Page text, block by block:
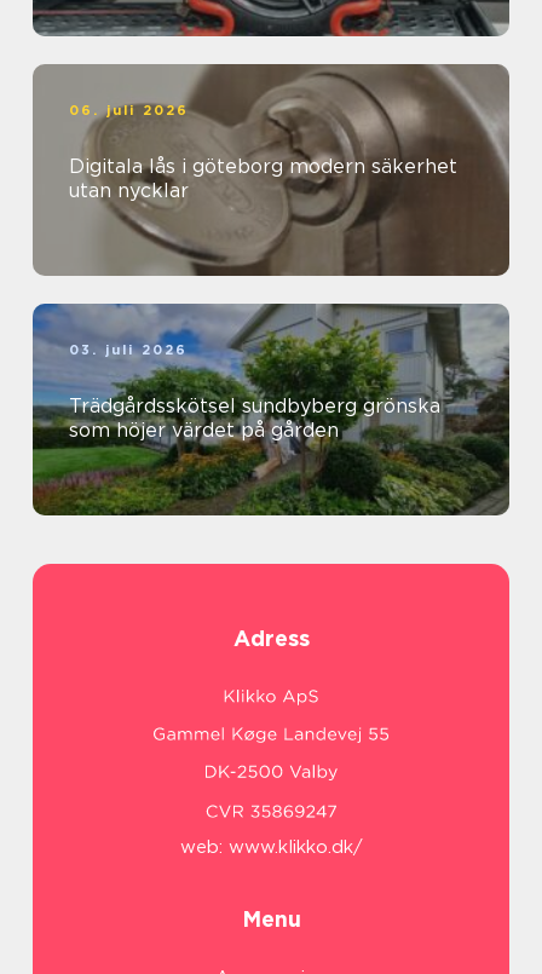
06. juli 2026
Digitala lås i göteborg modern säkerhet
utan nycklar
03. juli 2026
Trädgårdsskötsel sundbyberg grönska
som höjer värdet på gården
Adress
web: www.klikko.dk/
Menu